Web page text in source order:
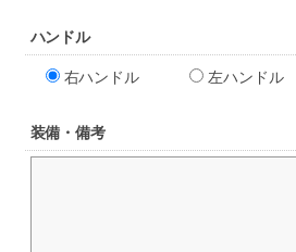
ハンドル
右ハンドル 左ハンドル
装備・備考